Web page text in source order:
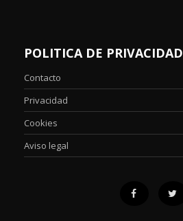
POLITICA DE PRIVACIDAD
Contacto
Privacidad
Cookies
Aviso legal